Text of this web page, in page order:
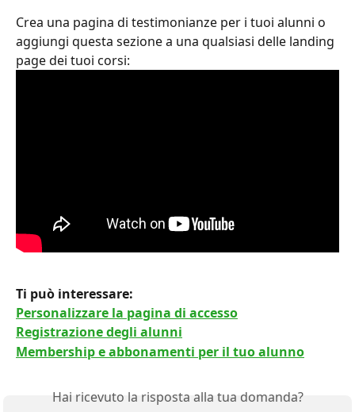
Crea una pagina di testimonianze per i tuoi alunni o
aggiungi questa sezione a una qualsiasi delle landing
page dei tuoi corsi:
Ti può interessare:
Personalizzare la pagina di accesso
Registrazione degli alunni
Membership e abbonamenti per il tuo alunno
Hai ricevuto la risposta alla tua domanda?